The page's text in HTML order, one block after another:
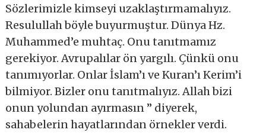
Sözlerimizle kimseyi uzaklaştırmamalıyız.
Resulullah böyle buyurmuştur. Dünya Hz.
Muhammed’e muhtaç. Onu tanıtmamız
gerekiyor. Avrupalılar ön yargılı. Çünkü onu
tanımıyorlar. Onlar İslam’ı ve Kuran’ı Kerim’i
bilmiyor. Bizler onu tanıtmalıyız. Allah bizi
onun yolundan ayırmasın ” diyerek,
sahabelerin hayatlarından örnekler verdi.